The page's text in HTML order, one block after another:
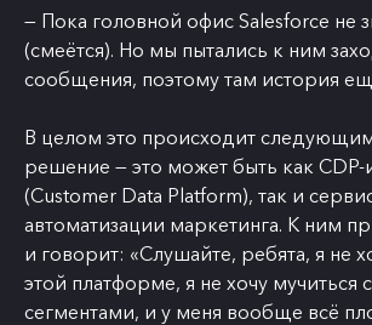
— Пока головной офис Salesforce не
(смеётся). Но мы пытались к ним
сообщения, поэтому там история
В целом это происходит
решение — это может быть как CDP-
(Customer Data Platform), так и
автоматизации маркетинга. К ним
и говорит: «Слушайте, ребята, я не
этой платформе, я не хочу мучиться
сегментами, и у меня вообще всё